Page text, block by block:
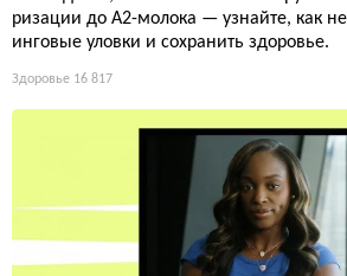
ризации до А2-молока — узнайте, как
инговые уловки и сохранить здоровье.
Здоровье 16 817